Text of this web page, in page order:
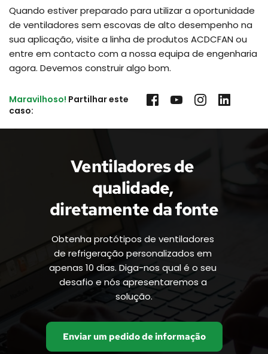
Quando estiver preparado para utilizar a oportunidade
de ventiladores sem escovas de alto desempenho na
sua aplicação, visite a linha de produtos ACDCFAN ou
entre em contacto com a nossa equipa de engenharia
agora. Devemos construir algo bom.
Maravilhoso! Partilhar este
caso:
Ventiladores de
qualidade,
diretamente da fonte
Obtenha protótipos de ventiladores
de refrigeração personalizados em
apenas 10 dias. Diga-nos qual é o seu
desafio e nós apresentaremos a
solução.
Enviar um pedido de informação